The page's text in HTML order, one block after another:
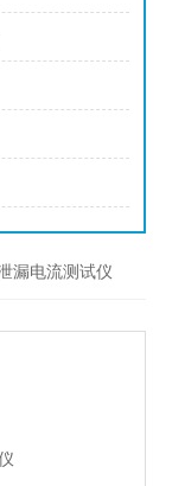
漏电流测试仪